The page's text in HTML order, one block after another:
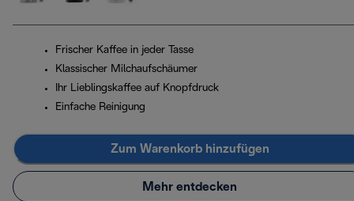
Frischer Kaffee in jeder Tasse
Klassischer Milchaufschäumer
Ihr Lieblingskaffee auf Knopfdruck
Einfache Reinigung
Zum Warenkorb hinzufügen
Mehr entdecken